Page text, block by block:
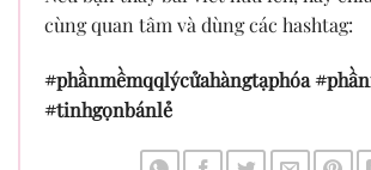
cùng quan tâm và dùng các hashtag:
#phầnmềmqqlýcửahàngtạphóa
#tinhgọnbánlẻ